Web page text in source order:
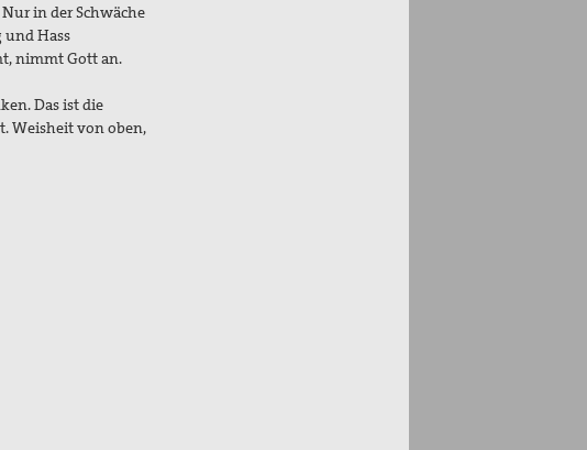
in der Schwäche
Hass
nimmt Gott an.
Das ist die
Weisheit von oben,